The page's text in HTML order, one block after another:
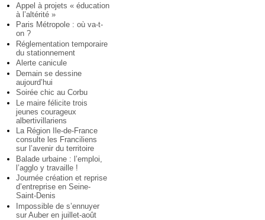
Appel à projets « éducation
à l’altérité »
Paris Métropole : où va-t-
on ?
Réglementation temporaire
du stationnement
Alerte canicule
Demain se dessine
aujourd’hui
Soirée chic au Corbu
Le maire félicite trois
jeunes courageux
albertivillariens
La Région Ile-de-France
consulte les Franciliens
sur l’avenir du territoire
Balade urbaine : l’emploi,
l’agglo y travaille !
Journée création et reprise
d’entreprise en Seine-
Saint-Denis
Impossible de s’ennuyer
sur Auber en juillet-août